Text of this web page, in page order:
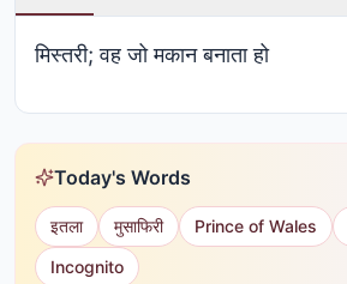
मिस्तरी; वह जो मकान बनाता हो
Today's Words
इतला मुसाफिरी Prince of Wales
Incognito